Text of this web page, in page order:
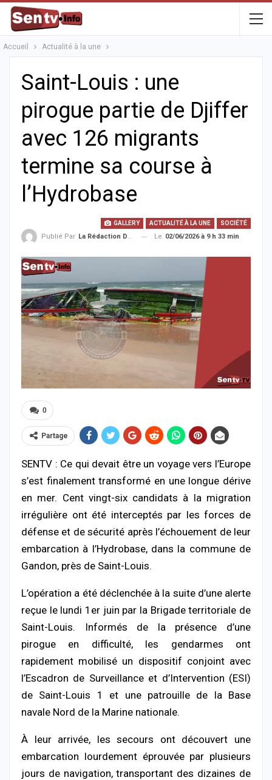
Accueil Actualité à la une
Saint-Louis : une
pirogue partie de Djiffer
avec 126 migrants
termine sa course à
l’Hydrobase
GALLERY ACTUALITÉ À LA UNE SOCIÉTÉ
Publié Par La Rédaction De La SenTV.info Le 02/06/2026 à 9 h 33 min
0
Partage
SENTV : Ce qui devait être un voyage vers l’Europe
s’est finalement transformé en une longue dérive
en mer. Cent vingt-six candidats à la migration
irrégulière ont été interceptés par les forces de
défense et de sécurité après l’échouement de leur
embarcation à l’Hydrobase, dans la commune de
Gandon, près de Saint-Louis.
L’opération a été déclenchée à la suite d’une alerte
reçue le lundi 1er juin par la Brigade territoriale de
Saint-Louis. Informés de la présence d’une
pirogue en difficulté, les gendarmes ont
rapidement mobilisé un dispositif conjoint avec
l’Escadron de Surveillance et d’Intervention (ESI)
de Saint-Louis 1 et une patrouille de la Base
navale Nord de la Marine nationale.
À leur arrivée, les secours ont découvert une
embarcation lourdement éprouvée par plusieurs
jours de navigation, transportant des dizaines de